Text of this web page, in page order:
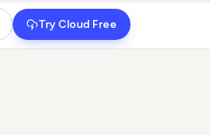
Try Cloud Free